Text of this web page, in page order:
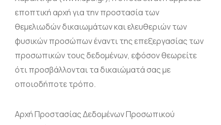
εποπτική αρχή για την προστασία των
θεμελιωδών δικαιωμάτων και ελευθεριών των
φυσικών προσώπων έναντι της επεξεργασίας των
προσωπικών τους δεδομένων, εφόσον θεωρείτε
ότι προσβάλλονται τα δικαιώματά σας με
οποιοδήποτε τρόπο.
Αρχή Προστασίας Δεδομένων Προσωπικού